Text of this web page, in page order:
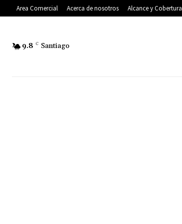
Area Comercial Acerca de nosotros Alcance y Cobertura
9.8 C Santiago